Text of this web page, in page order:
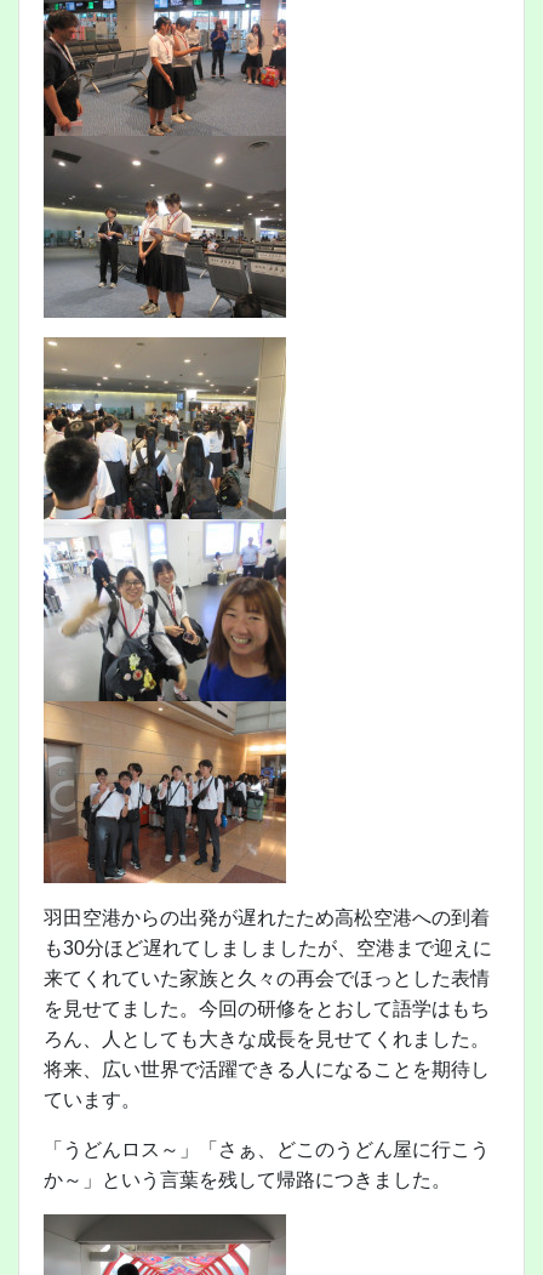
羽田空港からの出発が遅れたため高松空港への到着
も30分ほど遅れてしましましたが、空港まで迎えに
来てくれていた家族と久々の再会でほっとした表情
を見せてました。今回の研修をとおして語学はもち
ろん、人としても大きな成長を見せてくれました。
将来、広い世界で活躍できる人になることを期待し
ています。
「うどんロス～」「さぁ、どこのうどん屋に行こう
か～」という言葉を残して帰路につきました。